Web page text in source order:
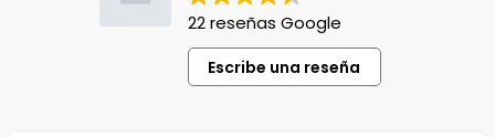
22 reseñas Google
Escribe una reseña